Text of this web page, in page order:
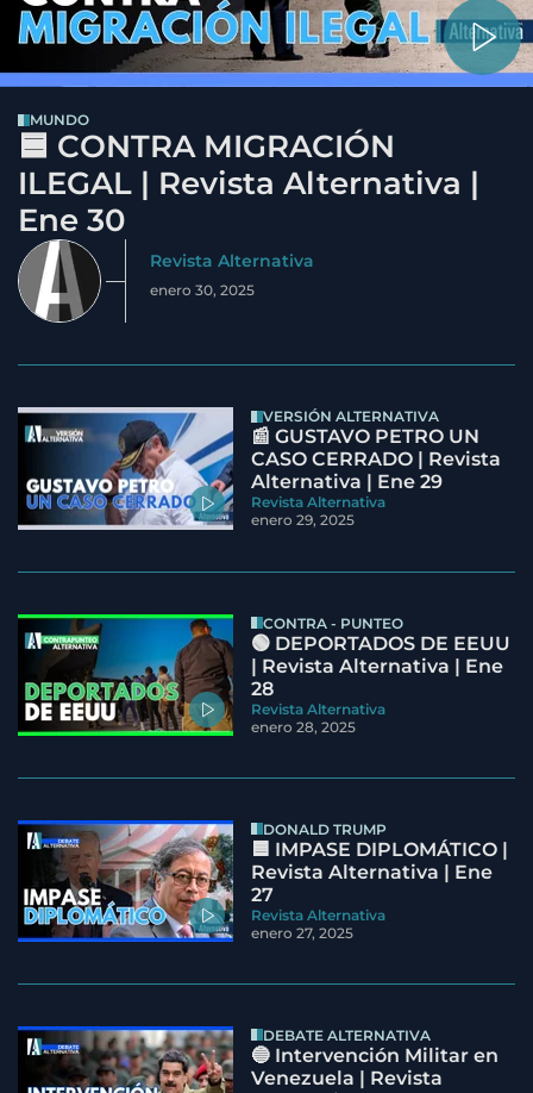
MUNDO
🟦 CONTRA MIGRACIÓN
ILEGAL | Revista Alternativa |
Ene 30
Revista Alternativa
enero 30, 2025
VERSIÓN ALTERNATIVA
📰 GUSTAVO PETRO UN
CASO CERRADO | Revista
Alternativa | Ene 29
Revista Alternativa
enero 29, 2025
CONTRA - PUNTEO
🟢 DEPORTADOS DE EEUU
| Revista Alternativa | Ene
28
Revista Alternativa
enero 28, 2025
DONALD TRUMP
🟦 IMPASE DIPLOMÁTICO |
Revista Alternativa | Ene
27
Revista Alternativa
enero 27, 2025
DEBATE ALTERNATIVA
🔵 Intervención Militar en
Venezuela | Revista